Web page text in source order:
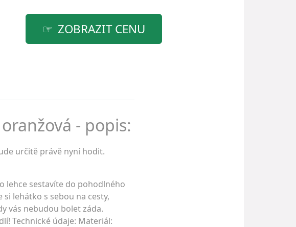
ZOBRAZIT CENU
- popis:
určitě právě nyní hodit.
lehce sestavíte do pohodlného
lehátko s sebou na cesty,
vás nebudou bolet záda.
Technické údaje: Materiál: